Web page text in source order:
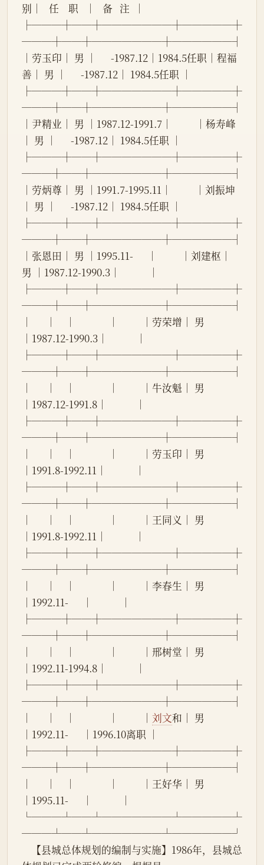
别│   任    职   │   备   注  │
├───┼──┼───────┼─────┼
───┼──┼───────┼──────┤
│劳玉印│ 男 │      -1987.12│1984.5任职│程福
善│ 男 │      -1987.12│ 1984.5任职 │
├───┼──┼───────┼─────┼
───┼──┼───────┼──────┤
│尹精业│ 男 │1987.12-1991.7│          │杨寿峰
│ 男 │      -1987.12│ 1984.5任职 │
├───┼──┼───────┼─────┼
───┼──┼───────┼──────┤
│劳炳尊│ 男 │1991.7-1995.11│          │刘振坤
│ 男 │      -1987.12│ 1984.5任职 │
├───┼──┼───────┼─────┼
───┼──┼───────┼──────┤
│张恩田│ 男 │1995.11-      │          │刘建枢│
男 │1987.12-1990.3│            │
├───┼──┼───────┼─────┼
───┼──┼───────┼──────┤
│      │    │              │          │劳荣增│ 男
│1987.12-1990.3│            │
├───┼──┼───────┼─────┼
───┼──┼───────┼──────┤
│      │    │              │          │牛汝魁│ 男
│1987.12-1991.8│            │
├───┼──┼───────┼─────┼
───┼──┼───────┼──────┤
│      │    │              │          │劳玉印│ 男
│1991.8-1992.11│            │
├───┼──┼───────┼─────┼
───┼──┼───────┼──────┤
│      │    │              │          │王同义│ 男
│1991.8-1992.11│            │
├───┼──┼───────┼─────┼
───┼──┼───────┼──────┤
│      │    │              │          │李春生│ 男
│1992.11-      │            │
├───┼──┼───────┼─────┼
───┼──┼───────┼──────┤
│      │    │              │          │邢树堂│ 男
│1992.11-1994.8│            │
├───┼──┼───────┼─────┼
───┼──┼───────┼──────┤
│      │    │              │          │ 刘文和│ 男
│1992.11-      │1996.10离职 │
├───┼──┼───────┼─────┼
───┼──┼───────┼──────┤
│      │    │              │          │王好华│ 男
│1995.11-      │            │
└───┴──┴───────┴─────┴
───┴──┴───────┴──────┘